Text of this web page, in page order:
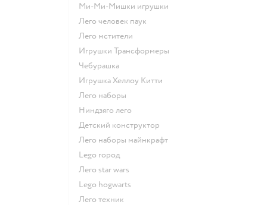
Ми-Ми-Мишки игрушки
Лего человек паук
Лего мстители
Игрушки Трансформеры
Чебурашка
Игрушка Хеллоу Китти
Лего наборы
Ниндзяго лего
Детский конструктор
Лего наборы майнкрафт
Lego город
Лего star wars
Lego hogwarts
Лего техник